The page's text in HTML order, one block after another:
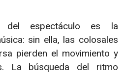
del espectáculo es la
sin ella, las colosales
pierden el movimiento y
La búsqueda del ritmo